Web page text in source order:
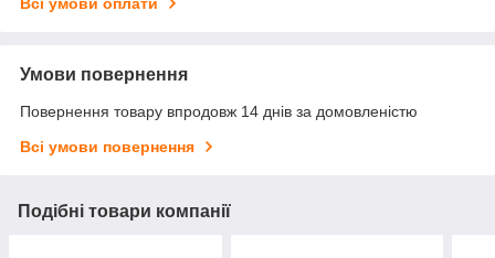
Умови повернення
Повернення товару впродовж 14 днів за домовленістю
Всі умови повернення
Подібні товари компанії